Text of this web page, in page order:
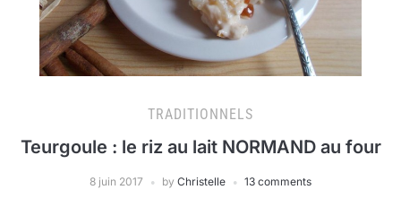
TRADITIONNELS
Teurgoule : le riz au lait NORMAND au four
8 juin 2017 by Christelle 13 comments